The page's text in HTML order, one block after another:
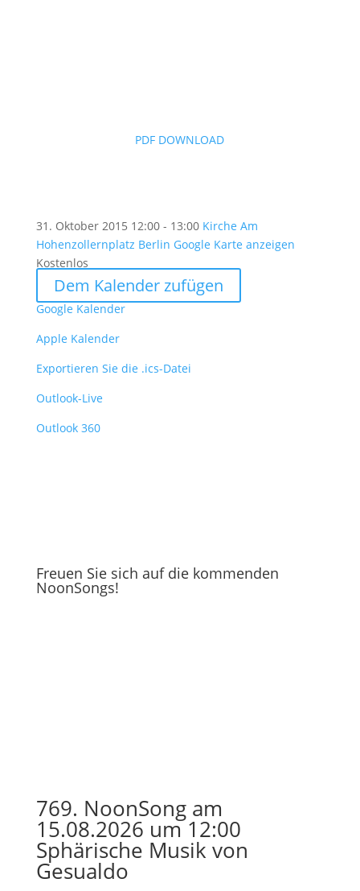
PDF DOWNLOAD
31. Oktober 2015 12:00 - 13:00 Kirche Am
Hohenzollernplatz Berlin Google Karte anzeigen
Kostenlos
Dem Kalender zufügen
Google Kalender
Apple Kalender
Exportieren Sie die .ics-Datei
Outlook-Live
Outlook 360
Freuen Sie sich auf die kommenden
NoonSongs!
769. NoonSong am
15.08.2026 um 12:00
Sphärische Musik von
Gesualdo